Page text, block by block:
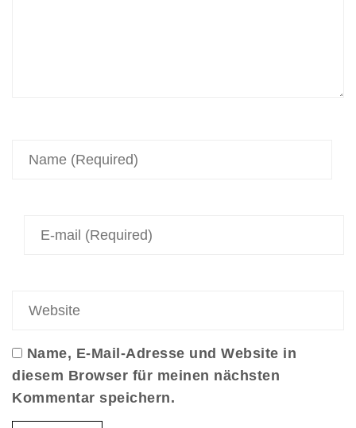
Name, E-Mail-Adresse und Website in
diesem Browser für meinen nächsten
Kommentar speichern.